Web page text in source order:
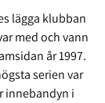
lägga klubban
med och vann
år 1997.
serien var
innebandyn i